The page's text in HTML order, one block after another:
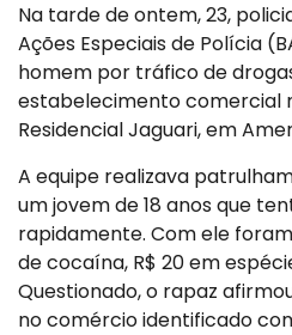
Na tarde de ontem, 23,
Ações Especiais de Polícia
homem por tráfico de
estabelecimento comercial
Residencial Jaguari, em
A equipe realizava
um jovem de 18 anos que
rapidamente. Com ele
de cocaína, R$ 20 em
Questionado, o rapaz
no comércio identificado